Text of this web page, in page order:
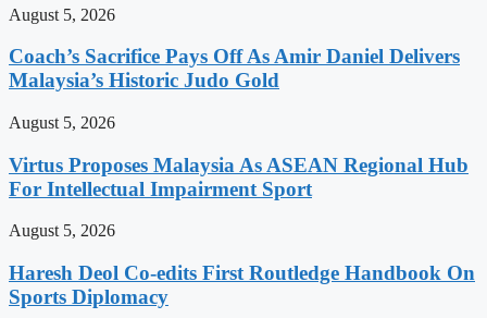
August 5, 2026
Coach’s Sacrifice Pays Off As Amir Daniel Delivers
Malaysia’s Historic Judo Gold
August 5, 2026
Virtus Proposes Malaysia As ASEAN Regional Hub
For Intellectual Impairment Sport
August 5, 2026
Haresh Deol Co-edits First Routledge Handbook On
Sports Diplomacy